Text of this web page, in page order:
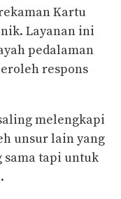
Kartu
Layanan ini
pedalaman
respons
melengkapi
unsur lain yang
sama tapi untuk